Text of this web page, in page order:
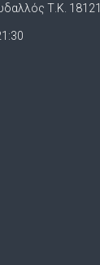
Τ.Κ. 18121